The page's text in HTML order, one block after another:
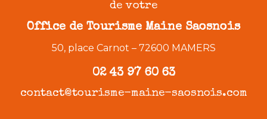
de votre
Office de Tourisme Maine Saosnois
50, place Carnot – 72600 MAMERS
02 43 97 60 63
contact@tourisme-maine-saosnois.com